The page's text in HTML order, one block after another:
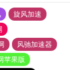
旋风加速
风驰加速器
苹果版